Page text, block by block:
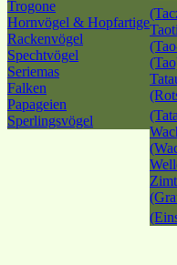
Trogone
Hornvögel & Hopfartige
Rackenvögel
Spechtvögel
Seriemas
Falken
Papageien
Sperlingsvögel